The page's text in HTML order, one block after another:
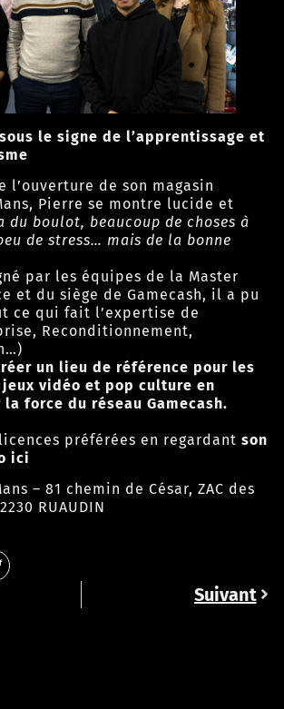
le signe de l’apprentissage et
l’ouverture de son magasin
Pierre se montre lucide et
du boulot, beaucoup de choses à
de stress… mais de la bonne
par les équipes de la Master
et du siège de Gamecash, il a pu
ce qui fait l’expertise de
Reconditionnement,
un lieu de référence pour les
vidéo et pop culture en
la force du réseau Gamecash.
préférées en regardant son
ici
– 81 chemin de César, ZAC des
RUAUDIN
Suivant